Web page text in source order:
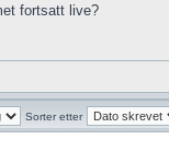
fortsatt live?
Sorter etter